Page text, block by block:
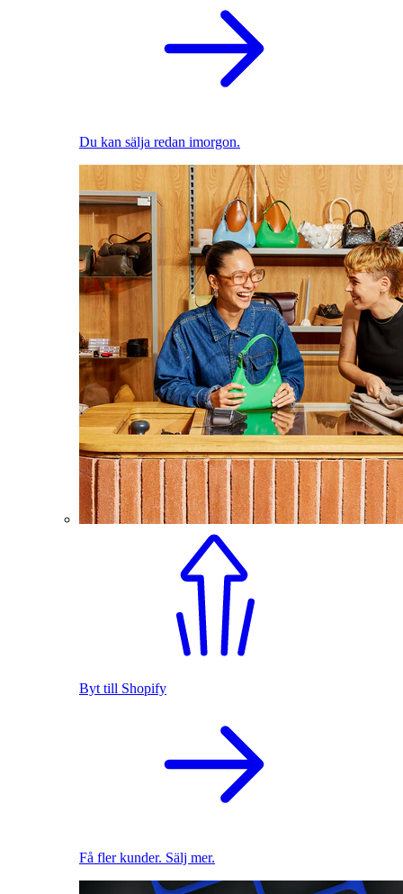
Du kan sälja redan imorgon.
Byt till Shopify
Få fler kunder. Sälj mer.